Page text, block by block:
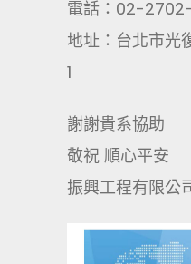
電話：02-
地址：台北市光
1
謝謝貴系協助
敬祝 順心平安
振興工程有限公